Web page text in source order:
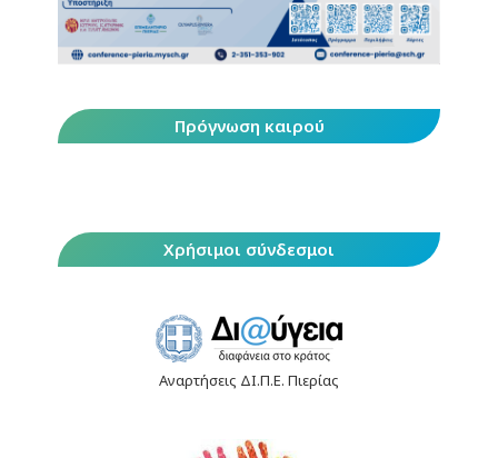
Πρόγνωση καιρού
Χρήσιμοι σύνδεσμοι
Αναρτήσεις ΔΙ.Π.Ε. Πιερίας